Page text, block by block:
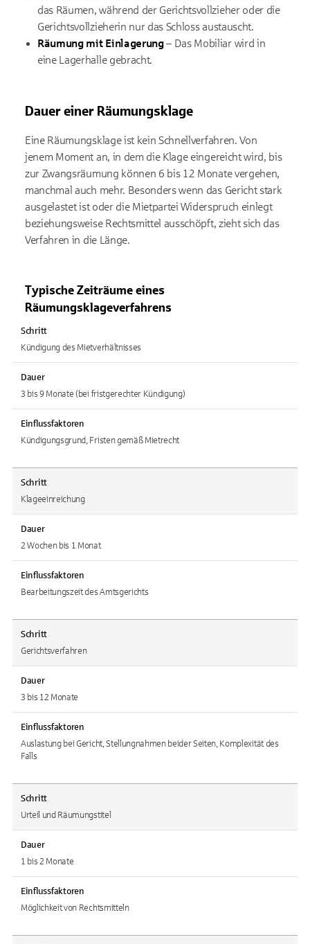
das Räumen, während der Gerichtsvollzieher oder die
Gerichtsvollzieherin nur das Schloss austauscht.
Räumung mit Einlagerung– Das Mobiliar wird in
eine Lagerhalle gebracht.
Dauer einer Räumungsklage
Eine Räumungsklage ist kein Schnellverfahren. Von
jenem Moment an, in dem die Klage eingereicht wird, bis
zur Zwangsräumung können 6 bis 12 Monate vergehen,
manchmal auch mehr. Besonders wenn das Gericht stark
ausgelastet ist oder die Mietpartei Widerspruch einlegt
beziehungsweise Rechtsmittel ausschöpft, zieht sich das
Verfahren in die Länge.
Typische Zeiträume eines
Räumungsklageverfahrens
Schritt
Kündigung des Mietverhältnisses
Dauer
3 bis 9 Monate (bei fristgerechter Kündigung)
Einflussfaktoren
Kündigungsgrund, Fristen gemäß Mietrecht
Schritt
Klageeinreichung
Dauer
2 Wochen bis 1 Monat
Einflussfaktoren
Bearbeitungszeit des Amtsgerichts
Schritt
Gerichtsverfahren
Dauer
3 bis 12 Monate
Einflussfaktoren
Auslastung bei Gericht, Stellungnahmen beider Seiten, Komplexität des
Falls
Schritt
Urteil und Räumungstitel
Dauer
1 bis 2 Monate
Einflussfaktoren
Möglichkeit von Rechtsmitteln